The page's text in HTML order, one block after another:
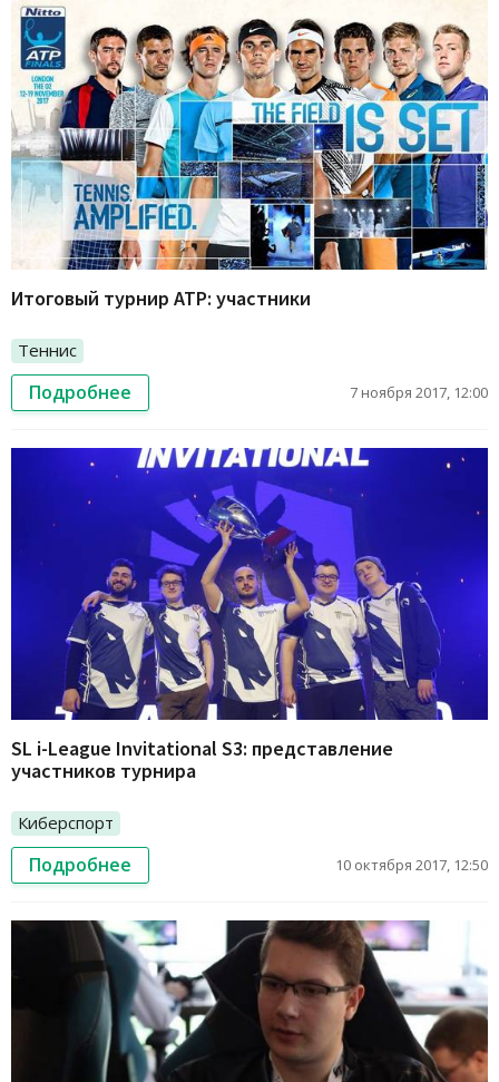
Итоговый турнир ATP: участники
Теннис
Подробнее 7 ноября 2017, 12:00
SL i-League Invitational S3: представление
участников турнира
Киберспорт
Подробнее 10 октября 2017, 12:50